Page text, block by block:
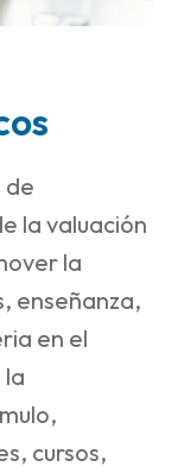
de
la valuación
la
enseñanza,
en el
la
cursos,